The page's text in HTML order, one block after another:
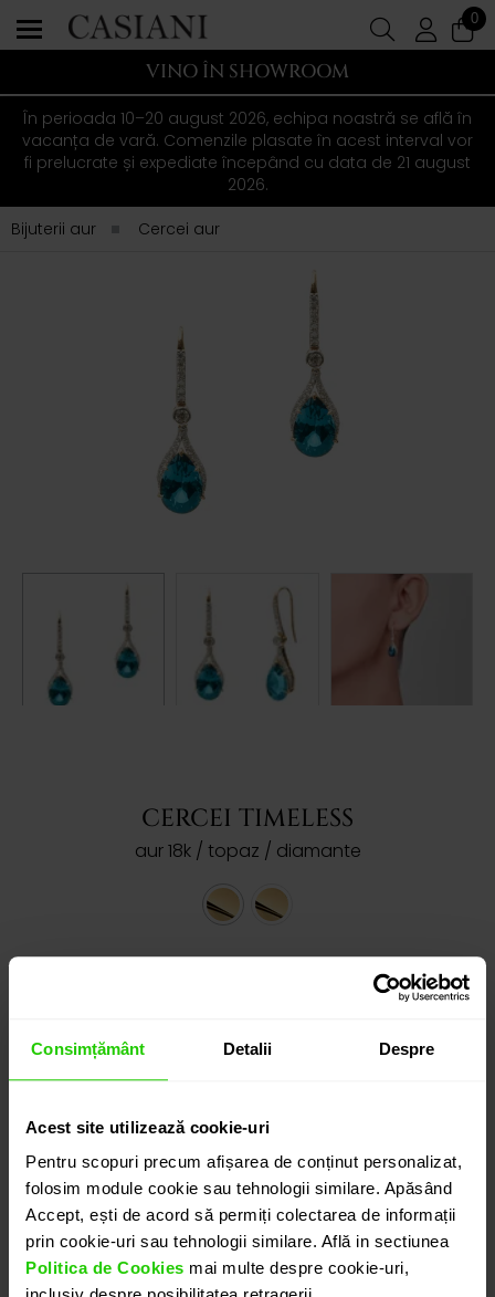
Consimțământ Detalii Despre
Acest site utilizează cookie-uri
Pentru scopuri precum afișarea de conținut personalizat,
folosim module cookie sau tehnologii similare. Apăsând
Accept, ești de acord să permiți colectarea de informații
prin cookie-uri sau tehnologii similare. Află in sectiunea
Politica de Cookies mai multe despre cookie-uri,
0
VINO ÎN SHOWROOM
În perioada 10–20 august 2026, echipa noastră se află în
vacanța de vară. Comenzile plasate în acest interval vor
fi prelucrate și expediate începând cu data de 21 august
2026.
Bijuterii aur
Cercei aur
CERCEI TIMELESS
aur 18k / topaz / diamante
detalii suplimentare
PROGRAMEAZĂ O ÎNTÂLNIRE